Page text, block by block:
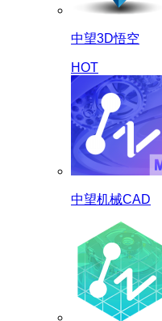
中望3D悟空
HOT
中望机械CAD